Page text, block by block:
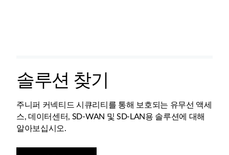
솔루션 찾기
주니퍼 커넥티드 시큐리티를 통해 보호되는 유무선 액세
스, 데이터센터, SD-WAN 및 SD-LAN용 솔루션에 대해
알아보십시오.